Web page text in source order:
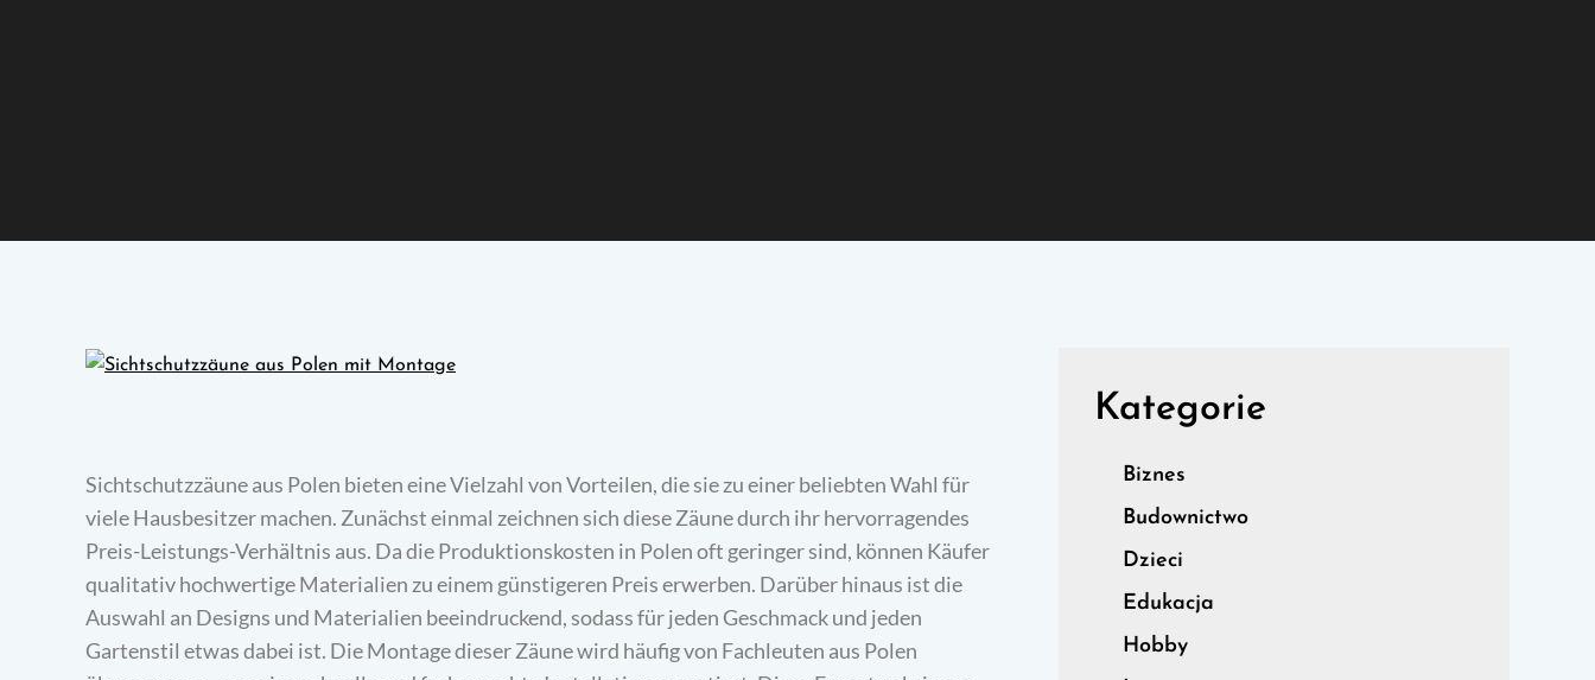
Sichtschutzzäune aus Polen bieten eine Vielzahl von Vorteilen, die sie zu einer beliebten Wahl für
viele Hausbesitzer machen. Zunächst einmal zeichnen sich diese Zäune durch ihr hervorragendes
Preis-Leistungs-Verhältnis aus. Da die Produktionskosten in Polen oft geringer sind, können Käufer
qualitativ hochwertige Materialien zu einem günstigeren Preis erwerben. Darüber hinaus ist die
Auswahl an Designs und Materialien beeindruckend, sodass für jeden Geschmack und jeden
Gartenstil etwas dabei ist. Die Montage dieser Zäune wird häufig von Fachleuten aus Polen
Kategorie
Biznes
Budownictwo
Dzieci
Edukacja
Hobby